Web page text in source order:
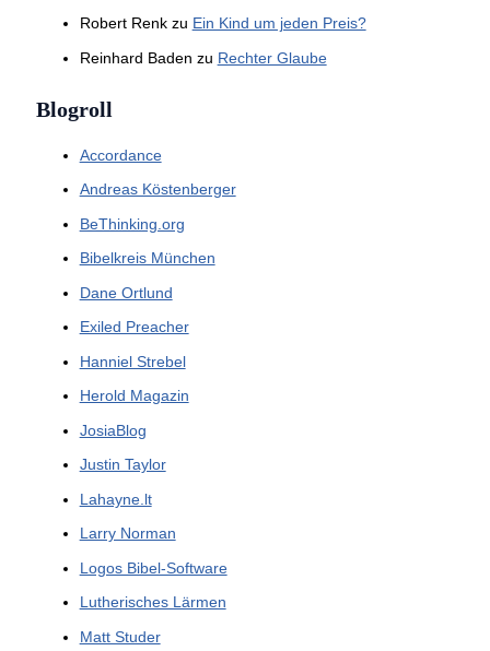
Robert Renkzu Ein Kind um jeden Preis?
Reinhard Baden zu Rechter Glaube
Blogroll
Accordance
Andreas Köstenberger
BeThinking.org
Bibelkreis München
Dane Ortlund
Exiled Preacher
Hanniel Strebel
Herold Magazin
JosiaBlog
Justin Taylor
Lahayne.lt
Larry Norman
Logos Bibel-Software
Lutherisches Lärmen
Matt Studer